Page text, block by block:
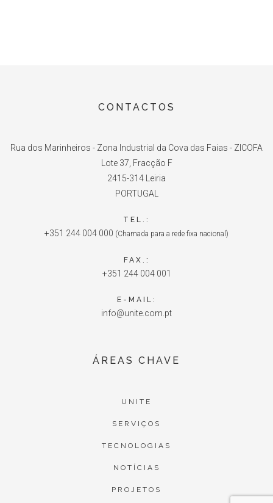
CONTACTOS
Rua dos Marinheiros - Zona Industrial da Cova das Faias - ZICOFA
Lote 37, Fracção F
2415-314 Leiria
PORTUGAL
TEL.:
+351 244 004 000 (Chamada para a rede fixa nacional)
FAX.:
+351 244 004 001
E-MAIL:
info@unite.com.pt
ÁREAS CHAVE
UNITE
SERVIÇOS
TECNOLOGIAS
NOTÍCIAS
PROJETOS